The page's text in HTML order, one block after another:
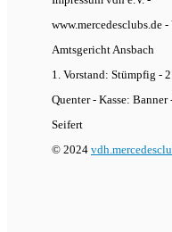
www.mercedesclubs.de
Amtsgericht Ansbach
1. Vorstand: Stümpfig -
Quenter - Kasse:
Seifert
© 2024